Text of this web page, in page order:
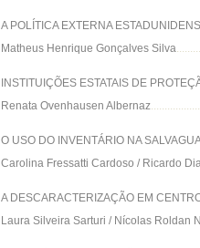
A POLÍTICA EXTERNA
Matheus Henrique Gonçalves Silva
INSTITUIÇÕES ESTATAIS DE
Renata Ovenhausen Albernaz
O USO DO INVENTÁRIO NA
Carolina Fressatti Cardoso / Ricardo
A DESCARACTERIZAÇÃO EM
Laura Silveira Sarturi / Nícolas Roldan